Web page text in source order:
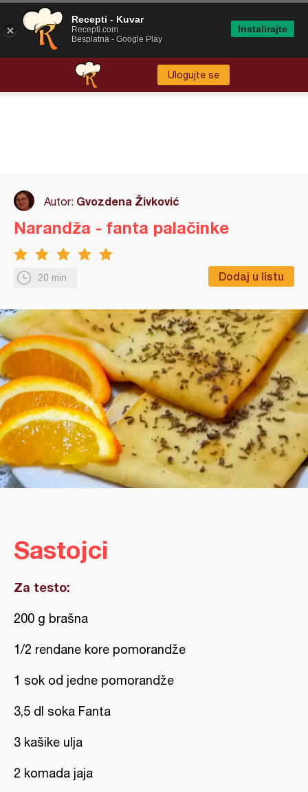
Ulogujte se
Autor: Gvozdena Živković
20 min Dodaj u listu
Narandža - fanta palačinke
Sastojci
Za testo:
200 g brašna
1/2 rendane kore pomorandže
1 sok od jedne pomorandže
3,5 dl soka Fanta
3 kašike ulja
2 komada jaja
Recepti - Kuvar
Recepti.com
Besplatna - Google Play
Instalirajte